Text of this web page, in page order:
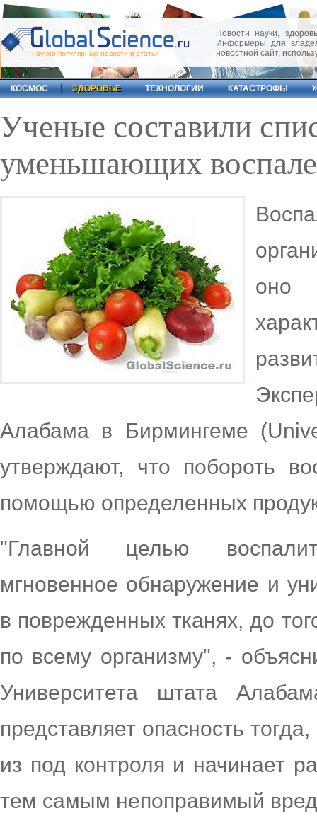
научно-популярные новости и статьи
Новости науки,
Информеры для
новостной сайт,
КОСМОС ЗДОРОВЬЕ ТЕХНОЛОГИИ КАТАСТРОФЫ
Ученые составили
уменьшающих
оно
Алабама в Бирмингеме
утверждают, что побороть
помощью определенных
"Главной целью
мгновенное обнаружение и
в поврежденных тканях, до
по всему организму", -
Университета штата
представляет опасность
из под контроля и начинает
тем самым непоправимый